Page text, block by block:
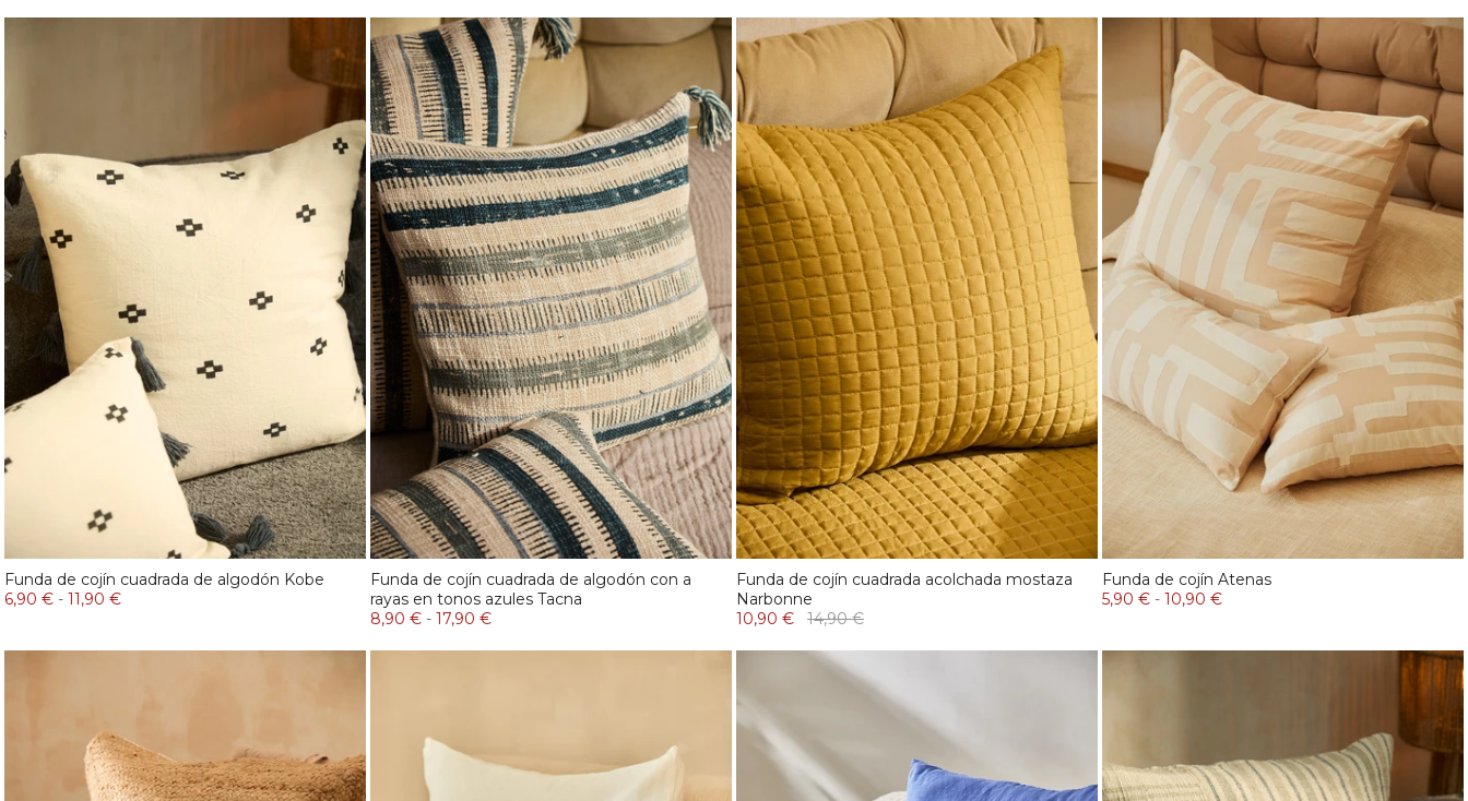
Funda de cojín cuadrada de algodón Kobe
6,90 € - 11,90 €
Funda de cojín cuadrada de algodón con a
rayas en tonos azules Tacna
8,90 € - 17,90 €
Funda de cojín cuadrada acolchada mostaza
Narbonne
10,90 €
14,90 €
Funda de cojín Atenas
5,90 € - 10,90 €